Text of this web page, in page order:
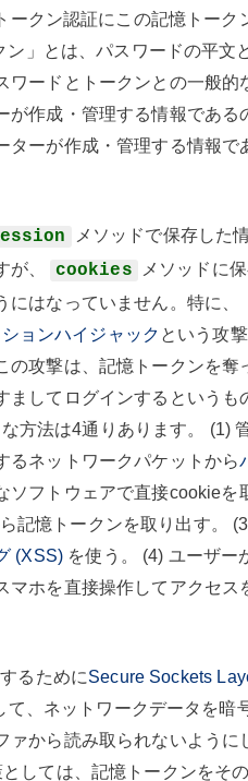
ークン認証にこの記憶トーク
ン」とは、パスワードの平文
ワードとトークンとの一般的
が作成・管理する情報である
ターが作成・管理する情報で
メソッドで保存した
、
cookies
メソッドに
はなっていません。特に、
ョンハイジャック という攻
の攻撃は、記憶トークンを奪
ましてログインするというも
方法は4通りあります。 (1)
るネットワークパケットから
ソフトウェアで直接cookieを
記憶トークンを取り出す。
(XSS) を使う。 (4) ユーザー
マホを直接操作してアクセス
るためにSecure Sockets
、ネットワークデータを暗
ァから読み取られないように
しては、記憶トークンをそ